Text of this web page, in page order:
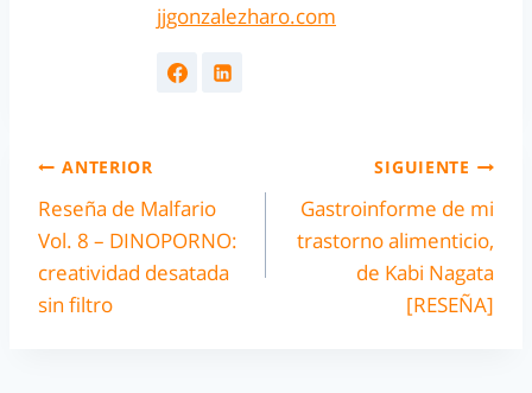
jjgonzalezharo.com
ANTERIOR
Reseña de Malfario
Vol. 8 – DINOPORNO:
creatividad desatada
sin filtro
SIGUIENTE
Gastroinforme de mi
trastorno alimenticio,
de Kabi Nagata
[RESEÑA]